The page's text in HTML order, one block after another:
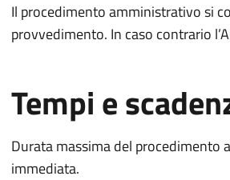
Il procedimento amministrativo si
provvedimento. In caso contrario
Tempi e
Durata massima del procedimento
immediata.